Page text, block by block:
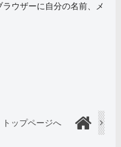
ウザーに自分の名前、メ
トップページへ